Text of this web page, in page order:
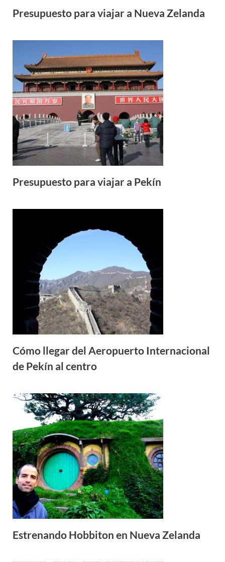
Presupuesto para viajar a Nueva Zelanda
Presupuesto para viajar a Pekín
Cómo llegar del Aeropuerto Internacional
de Pekín al centro
Estrenando Hobbiton en Nueva Zelanda